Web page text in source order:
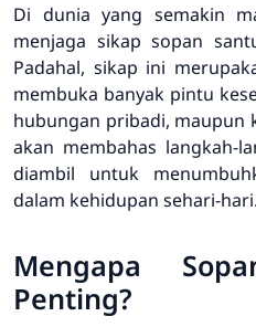
Di dunia yang semakin
menjaga sikap sopan
Padahal, sikap ini
membuka banyak pintu
hubungan pribadi, maupun
akan membahas langkah-
diambil untuk
dalam kehidupan sehari-hari.
Mengapa
Penting?